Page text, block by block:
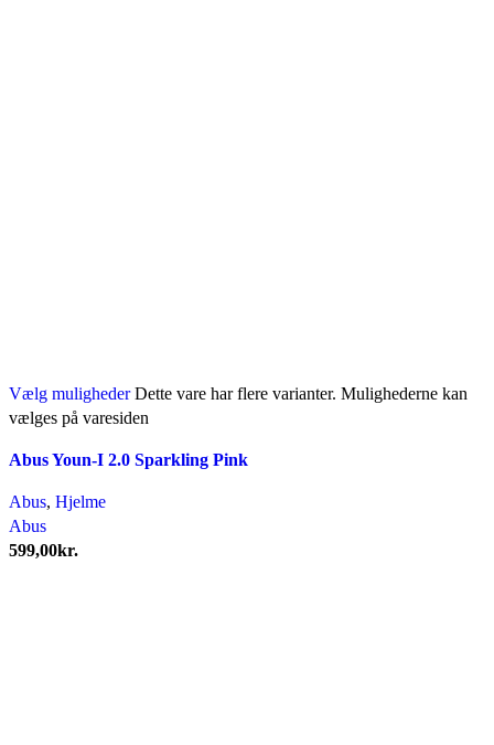
Vælg muligheder Dette vare har flere varianter. Mulighederne kan
vælges på varesiden
Abus Youn-I 2.0 Sparkling Pink
Abus, Hjelme
Abus
599,00kr.